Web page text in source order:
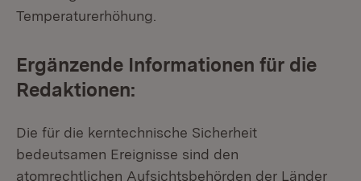
Temperaturerhöhung.
Ergänzende Informationen für die
Redaktionen:
Die für die kerntechnische Sicherheit
bedeutsamen Ereignisse sind den
atomrechtlichen Aufsichtsbehörden der Länder